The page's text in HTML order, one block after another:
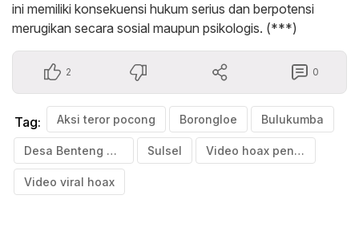
ini memiliki konsekuensi hukum serius dan berpotensi
merugikan secara sosial maupun psikologis. (***)
2 0
Tag: Aksi teror pocong Borongloe Bulukumba
Desa Benteng Gantarang Sulsel Video hoax penampakan pocong
Video viral hoax